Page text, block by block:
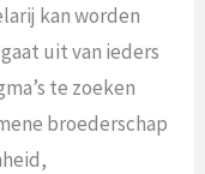
kan worden
uit van ieders
te zoeken
broederschap